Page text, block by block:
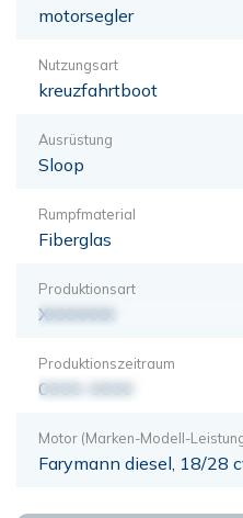
motorsegler
Nutzungsart
kreuzfahrtboot
Ausrüstung
Sloop
Rumpfmaterial
Fiberglas
Produktionsart
XXXXXXX
Produktionszeitraum
0000-0000
Motor (Marken-Modell-
Farymann diesel, 18/28